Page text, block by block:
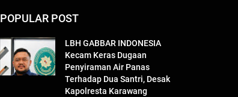
POPULAR POST
LBH GABBAR INDONESIA
Kecam Keras Dugaan
Penyiraman Air Panas
Terhadap Dua Santri, Desak
Kapolresta Karawang